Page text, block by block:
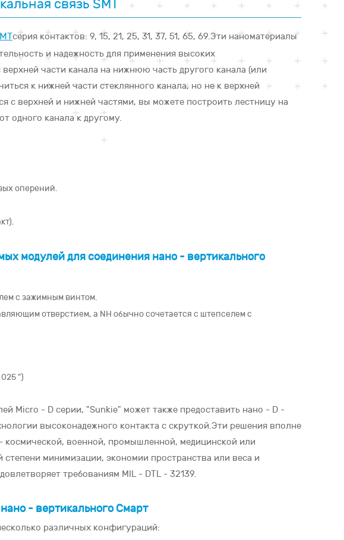
связь SMT
серия контактов: 9, 15, 21, 25, 31, 37, 51, 65, 69.Эти наноматериалы
и надежность для применения высоких
части канала на нижнюю часть другого канала (или
к нижней части стеклянного канала, но не к верхней
с верхней и нижней частями, вы можете построить лестницу на
одного канала к другому.
оперений.
модулей для соединения нано - вертикального
с зажимным винтом.
отверстием, а NH обычно сочетается с штепселем с
")
Micro - D серии, "Sunkie" может также предоставить нано - D -
высоконадежного контакта с скруткой.Эти решения вполне
космической, военной, промышленной, медицинской или
минимизации, экономии пространства или веса и
требованиям MIL - DTL - 32139.
- вертикального Смарт
различных конфигураций: